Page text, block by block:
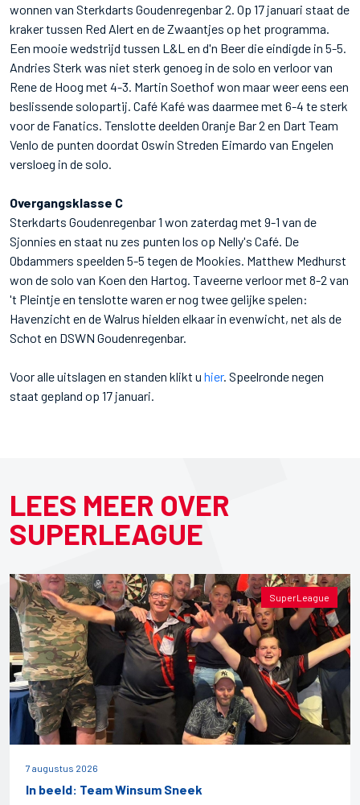
wonnen van Sterkdarts Goudenregenbar 2. Op 17 januari staat de
kraker tussen Red Alert en de Zwaantjes op het programma.
Een mooie wedstrijd tussen L&L en d'n Beer die eindigde in 5-5.
Andries Sterk was niet sterk genoeg in de solo en verloor van
Rene de Hoog met 4-3. Martin Soethof won maar weer eens een
beslissende solopartij. Café Kafé was daarmee met 6-4 te sterk
voor de Fanatics. Tenslotte deelden Oranje Bar 2 en Dart Team
Venlo de punten doordat Oswin Streden Eimardo van Engelen
versloeg in de solo.
Overgangsklasse C
Sterkdarts Goudenregenbar 1 won zaterdag met 9-1 van de
Sjonnies en staat nu zes punten los op Nelly's Café. De
Obdammers speelden 5-5 tegen de Mookies. Matthew Medhurst
won de solo van Koen den Hartog. Taveerne verloor met 8-2 van
't Pleintje en tenslotte waren er nog twee gelijke spelen:
Havenzicht en de Walrus hielden elkaar in evenwicht, net als de
Schot en DSWN Goudenregenbar.
Voor alle uitslagen en standen klikt u hier. Speelronde negen
staat gepland op 17 januari.
LEES MEER OVER
SUPERLEAGUE
SuperLeague
7 augustus 2026
In beeld: Team Winsum Sneek